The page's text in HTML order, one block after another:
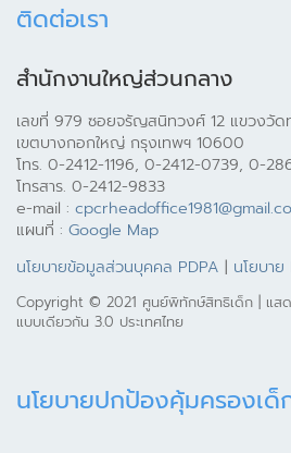
ติดต่อเรา
สำนักงานใหญ่ส่วนกลาง
เลขที่ 979 ซอยจรัญสนิทวงศ์ 12 แขวงวัด
เขตบางกอกใหญ่ กรุงเทพฯ 10600
โทร. 0-2412-1196, 0-2412-0739, 0-
โทรสาร. 0-2412-9833
e-mail :
แผนที่ : Google Map
นโยบายข้อมูลส่วนบุคคล PDPA | นโยบา
Copyright © 2021 ศูนย์พิทักษ์สิทธิเด็ก | แสด
แบบเดียวกัน 3.0 ประเทศไทย
นโยบายปกป้องคุ้มครองเด็